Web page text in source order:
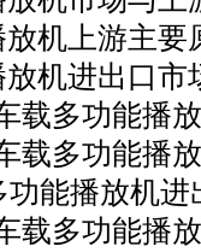
上游主要
进出口市
多功能播
多功能播
能播放机进
多功能播